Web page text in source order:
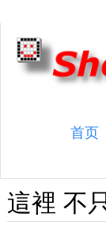
首页
這裡 不